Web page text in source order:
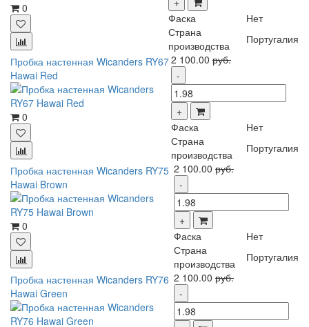
0
Фаска
Нет
Страна
производства
Португалия
Пробка настенная Wicanders RY67
Hawai Red
0
2 100.00 руб.
Фаска
Нет
Страна
производства
Португалия
Пробка настенная Wicanders RY75
Hawai Brown
0
2 100.00 руб.
Фаска
Нет
Страна
производства
Португалия
Пробка настенная Wicanders RY76
Hawai Green
2 100.00 руб.